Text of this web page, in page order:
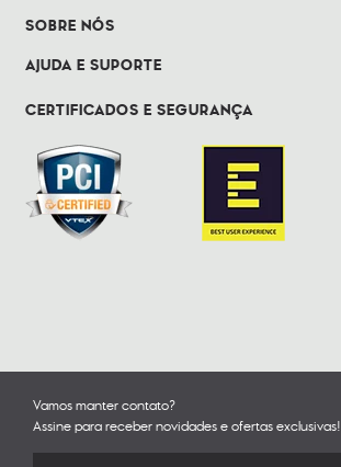
SOBRE NÓS
AJUDA E SUPORTE
CERTIFICADOS E SEGURANÇA
Vamos manter contato?
Assine para receber novidades e ofertas exclusivas!